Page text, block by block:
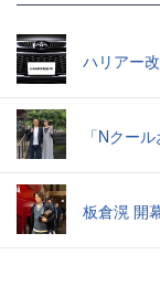
ハリアー
「Nクー
板倉滉 開